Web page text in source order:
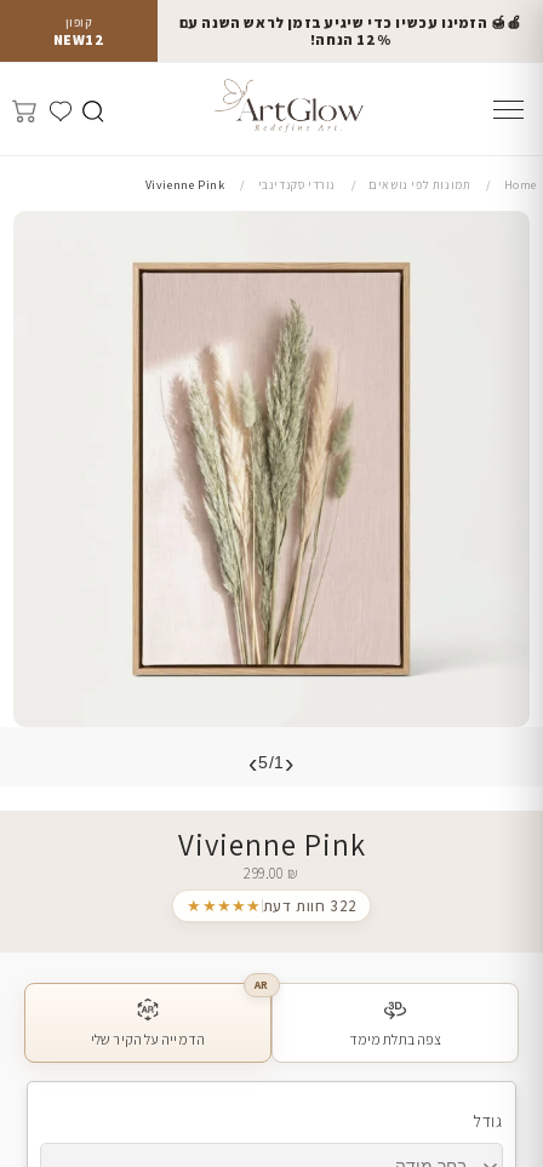
קופון
NEW12
🍎🍯 הזמינו עכשיו כדי שיגיע בזמן לראש השנה עם
12% הנחה!
Home תמונות לפי נושאים נורדי סקנדינבי Vivienne Pink
‹
5/1
›
Vivienne Pink
299.00 ₪
★★★★★
322 חוות דעת
צפה בתלת מימד
AR
הדמייה על הקיר שלי
גודל